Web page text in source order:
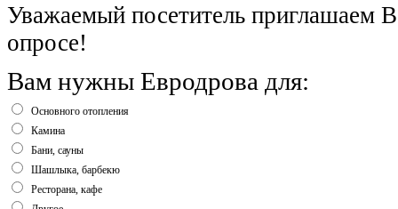
Уважаемый посетитель приглашаем
опросе!
Вам нужны Евродрова для:
Основного отопления
Камина
Бани, сауны
Шашлыка, барбекю
Ресторана, кафе